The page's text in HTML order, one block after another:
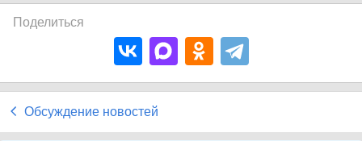
Поделиться
Обсуждение новостей